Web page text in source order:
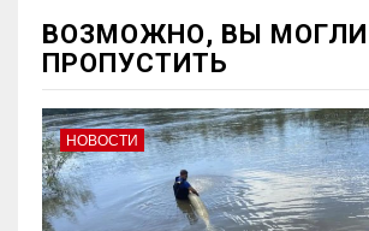
ВОЗМОЖНО, ВЫ МОГЛИ
ПРОПУСТИТЬ
НОВОСТИ